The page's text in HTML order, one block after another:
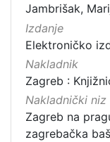
Jambrišak,
Izdanje
Elektroničko
Nakladnik
Zagreb :
Nakladnički niz
Zagreb na
zagrebačka